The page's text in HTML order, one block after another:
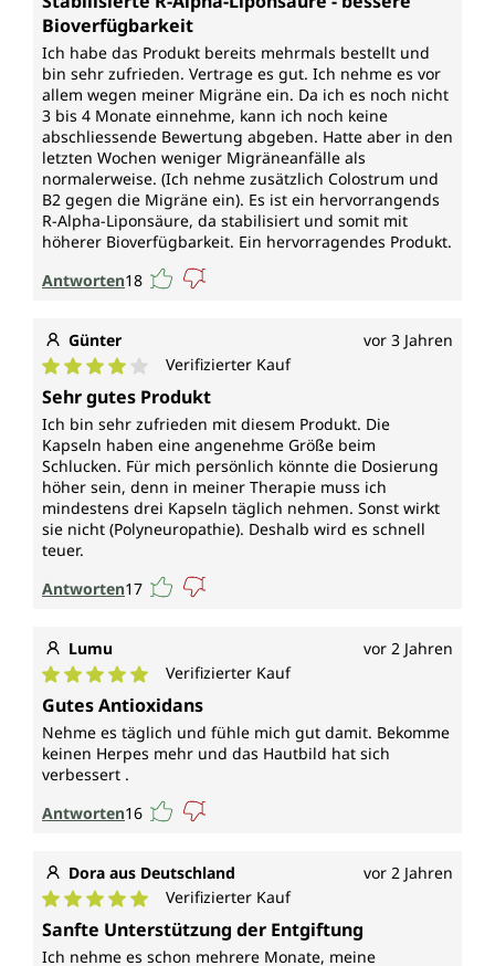
Bioverfügbarkeit
Ich habe das Produkt bereits mehrmals bestellt und
bin sehr zufrieden. Vertrage es gut. Ich nehme es vor
allem wegen meiner Migräne ein. Da ich es noch nicht
3 bis 4 Monate einnehme, kann ich noch keine
abschliessende Bewertung abgeben. Hatte aber in den
letzten Wochen weniger Migräneanfälle als
normalerweise. (Ich nehme zusätzlich Colostrum und
B2 gegen die Migräne ein). Es ist ein hervorrangends
R-Alpha-Liponsäure, da stabilisiert und somit mit
höherer Bioverfügbarkeit. Ein hervorragendes Produkt.
Antworten18
Günter vor 3 Jahren
Durchschnittliche Bewertung von 4 von 5 Sternen
Verifizierter Kauf
Sehr gutes Produkt
Ich bin sehr zufrieden mit diesem Produkt. Die
Kapseln haben eine angenehme Größe beim
Schlucken. Für mich persönlich könnte die Dosierung
höher sein, denn in meiner Therapie muss ich
mindestens drei Kapseln täglich nehmen. Sonst wirkt
sie nicht (Polyneuropathie). Deshalb wird es schnell
teuer.
Antworten17
Lumu vor 2 Jahren
Durchschnittliche Bewertung von 5 von 5 Sternen
Verifizierter Kauf
Gutes Antioxidans
Nehme es täglich und fühle mich gut damit. Bekomme
keinen Herpes mehr und das Hautbild hat sich
verbessert .
Antworten16
Dora aus Deutschland vor 2 Jahren
Durchschnittliche Bewertung von 5 von 5 Sternen
Verifizierter Kauf
Sanfte Unterstützung der Entgiftung
Ich nehme es schon mehrere Monate, meine